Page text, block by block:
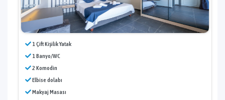
1 Çift Kişilik Yatak
1 Banyo/WC
2 Komodin
Elbise dolabı
Makyaj Masası